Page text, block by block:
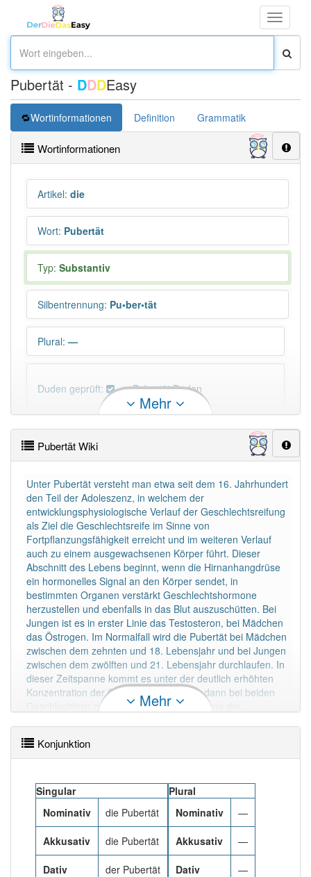
Toggle
Pubertät - DDDEasy
Wortinformationen Definition Grammatik
Wortinformationen
Artikel: die
Wort: Pubertät
Typ: Substantiv
Silbentrennung: Pu•ber•tät
Plural: —
Duden geprüft: Pubertät Duden
PowerIndex:5
Häufigkeit: 4 von 10
Wörter mit Endung-pubertät : 1
Wörter mit Endung -pubertätaber mit einem
anderen Artikeldie: 0
95% unserer Spielapp-Nutzer haben den Artikel
korrekt erraten.
Mehr
Pubertät Wiki
Unter Pubertät versteht man etwa seit dem 16. Jahrhundert
den Teil der Adoleszenz, in welchem der
entwicklungsphysiologische Verlauf der Geschlechtsreifung
als Ziel die Geschlechtsreife im Sinne von
Fortpflanzungsfähigkeit erreicht und im weiteren Verlauf
auch zu einem ausgewachsenen Körper führt. Dieser
Abschnitt des Lebens beginnt, wenn die Hirnanhangdrüse
ein hormonelles Signal an den Körper sendet, in
bestimmten Organen verstärkt Geschlechtshormone
herzustellen und ebenfalls in das Blut auszuschütten. Bei
Jungen ist es in erster Linie das Testosteron, bei Mädchen
das Östrogen. Im Normalfall wird die Pubertät bei Mädchen
zwischen dem zehnten und 18. Lebensjahr und bei Jungen
zwischen dem zwölften und 21. Lebensjahr durchlaufen. In
dieser Zeitspanne kommt es unter der deutlich erhöhten
Konzentration der Geschlechtshormone dann bei beiden
Geschlechtern zur vollständigen Ausprägung der
beginnt in der Pubertät die Menstruation (Menarche) und
kurz danach die Bildung von befruchtungsfähigen Eizellen
Spermienproduktion in den Hoden (Spermarche). Der
Kenntnissen in erster Linie genetisch gesteuert, wobei den
Pubertätsgenen KiSS1 und KiSS1R eine besondere
Bedeutung zukommt. Mehr lesen
Mehr
Konjunktion
Singular
Nominativ
die Pubertät
Akkusativ die Pubertät
Dativ der Pubertät
Plural
Nominativ
—
Akkusativ —
Dativ —